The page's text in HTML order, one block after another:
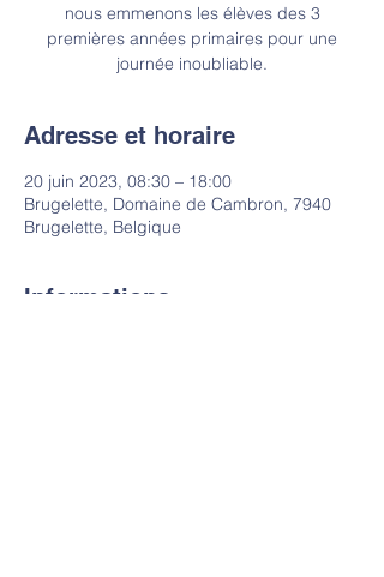
nous emmenons les élèves des 3
premières années primaires pour une
journée inoubliable.
Adresse et horaire
20 juin 2023, 08:30 – 18:00
Brugelette, Domaine de Cambron, 7940
Brugelette, Belgique
Informations